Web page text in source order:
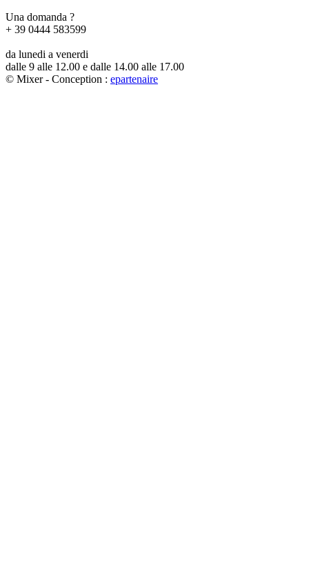
Una domanda ?
+ 39 0444 583599
da lunedi a venerdi
dalle 9 alle 12.00 e dalle 14.00 alle 17.00
© Mixer - Conception : epartenaire